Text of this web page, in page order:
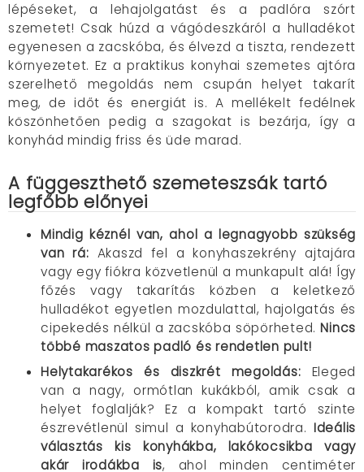
lépéseket, a lehajolgatást és a padlóra szórt
szemetet! Csak húzd a vágódeszkáról a hulladékot
egyenesen a zacskóba, és élvezd a tiszta, rendezett
környezetet. Ez a praktikus konyhai szemetes ajtóra
szerelhető megoldás nem csupán helyet takarít
meg, de időt és energiát is. A mellékelt fedélnek
köszönhetően pedig a szagokat is bezárja, így a
konyhád mindig friss és üde marad.
A függeszthető szemeteszsák tartó
legfőbb előnyei
Mindig kéznél van, ahol a legnagyobb szükség
van rá: Akaszd fel a konyhaszekrény ajtajára
vagy egy fiókra közvetlenül a munkapult alá! Így
főzés vagy takarítás közben a keletkező
hulladékot egyetlen mozdulattal, hajolgatás és
cipekedés nélkül a zacskóba söpörheted.Nincs
többé maszatos padló és rendetlen pult!
Helytakarékos és diszkrét megoldás: Eleged
van a nagy, ormótlan kukákból, amik csak a
helyet foglalják? Ez a kompakt tartó szinte
észrevétlenül simul a konyhabútorodra. Ideális
választás kis konyhákba, lakókocsikba vagy
akár irodákba is, ahol minden centiméter